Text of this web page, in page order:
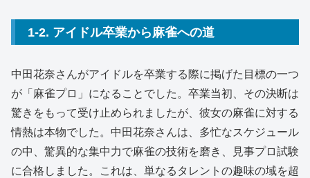
1-2. アイドル卒業から麻雀への道
中田花奈さんがアイドルを卒業する際に掲げた目標の一つ
が「麻雀プロ」になることでした。卒業当初、その決断は
驚きをもって受け止められましたが、彼女の麻雀に対する
情熱は本物でした。中田花奈さんは、多忙なスケジュール
の中、驚異的な集中力で麻雀の技術を磨き、見事プロ試験
に合格しました。これは、単なるタレントの趣味の域を超